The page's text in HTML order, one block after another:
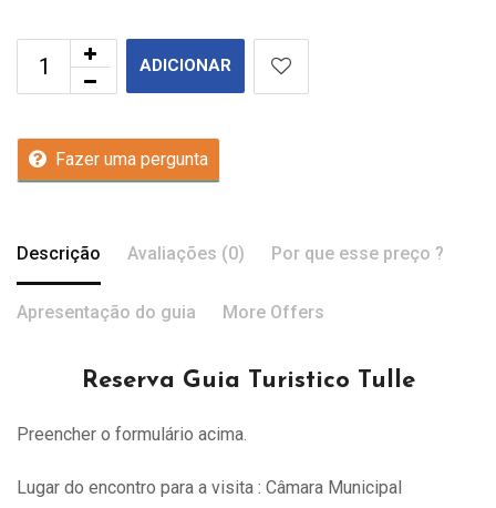
ADICIONAR
Fazer uma pergunta
Descrição Avaliações (0) Por que esse preço ?
Apresentação do guia More Offers
Reserva Guia Turistico Tulle
Preencher o formulário acima.
Lugar do encontro para a visita : Câmara Municipal